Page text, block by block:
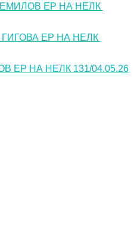
ЕР НА НЕЛК
ЕР НА НЕЛК
ЕР НА НЕЛК 131/04.05.26